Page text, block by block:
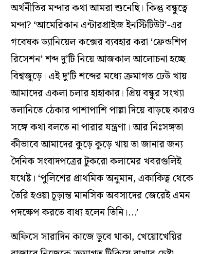
অর্থনীতির মন্দার কথা আমরা শুনেছি। কিন্তু বন্ধুত্বে
মন্দা? ‘আমেরিকান এন্টারপ্রাইজ ইনস্টিটিউট’-এর
গবেষক ড্যানিয়েল কক্সের ব্যবহার করা ‘ফ্রেন্ডশিপ
রিসেশন’ শব্দ দু’টি নিয়ে আজকাল আলোচনা হচ্ছে
বিশ্বজুড়ে। এই দু’টি শব্দের মধ্যে ক্রমাগত ঢেউ খায়
আমাদের একলা চলার হাহাকার। প্রিয় বন্ধুর সংখ্যা
তলানিতে ঠেকার পাশাপাশি পাল্লা দিয়ে বাড়ছে কারও
সঙ্গে কথা বলতে না পারার যন্ত্রণা। আর নিঃসঙ্গতা
কীভাবে আমাদের কুড়ে কুড়ে খায় তা জানার জন্য
দৈনিক সংবাদপত্রের টুকরো কলামের খবরগুলিই
যথেষ্ট। ‘পুলিশের প্রাথমিক অনুমান, একাকিত্ব থেকে
তৈরি হওয়া চূড়ান্ত মানসিক অবসাদের জেরেই এমন
পদক্ষেপ করতে বাধ্য হলেন তিনি।…’
অফিসে সারাদিন কাজে ডুবে থাকা, খেয়োখেয়ির